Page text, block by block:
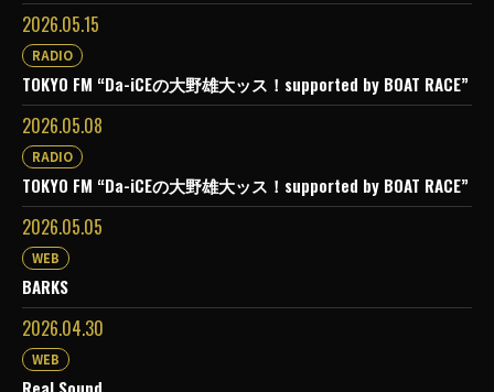
2026.05.15
RADIO
TOKYO FM “Da-iCEの大野雄大ッス！supported by BOAT RACE”
2026.05.08
RADIO
TOKYO FM “Da-iCEの大野雄大ッス！supported by BOAT RACE”
2026.05.05
WEB
BARKS
2026.04.30
WEB